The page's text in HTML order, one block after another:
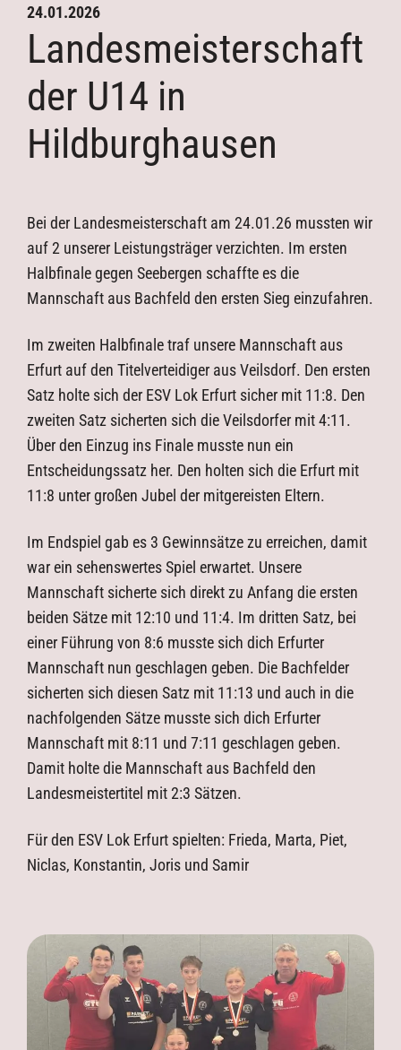
Kontakt
Sponsoren
Trainingszeiten
Termine
Downloads
24.01.2026
Landesmeisterschaft
der U14 in
Hildburghausen
Bei der Landesmeisterschaft am 24.01.26 mussten wir
auf 2 unserer Leistungsträger verzichten. Im ersten
Halbfinale gegen Seebergen schaffte es die
Mannschaft aus Bachfeld den ersten Sieg einzufahren.
Im zweiten Halbfinale traf unsere Mannschaft aus
Erfurt auf den Titelverteidiger aus Veilsdorf. Den ersten
Satz holte sich der ESV Lok Erfurt sicher mit 11:8. Den
zweiten Satz sicherten sich die Veilsdorfer mit 4:11.
Über den Einzug ins Finale musste nun ein
Entscheidungssatz her. Den holten sich die Erfurt mit
11:8 unter großen Jubel der mitgereisten Eltern.
Im Endspiel gab es 3 Gewinnsätze zu erreichen, damit
war ein sehenswertes Spiel erwartet. Unsere
Mannschaft sicherte sich direkt zu Anfang die ersten
beiden Sätze mit 12:10 und 11:4. Im dritten Satz, bei
einer Führung von 8:6 musste sich dich Erfurter
Mannschaft nun geschlagen geben. Die Bachfelder
sicherten sich diesen Satz mit 11:13 und auch in die
nachfolgenden Sätze musste sich dich Erfurter
Mannschaft mit 8:11 und 7:11 geschlagen geben.
Damit holte die Mannschaft aus Bachfeld den
Landesmeistertitel mit 2:3 Sätzen.
Für den ESV Lok Erfurt spielten: Frieda, Marta, Piet,
Niclas, Konstantin, Joris und Samir